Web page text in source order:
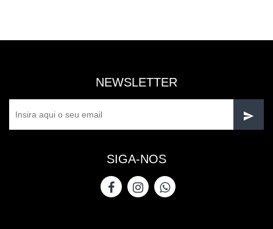
NEWSLETTER
SIGA-NOS